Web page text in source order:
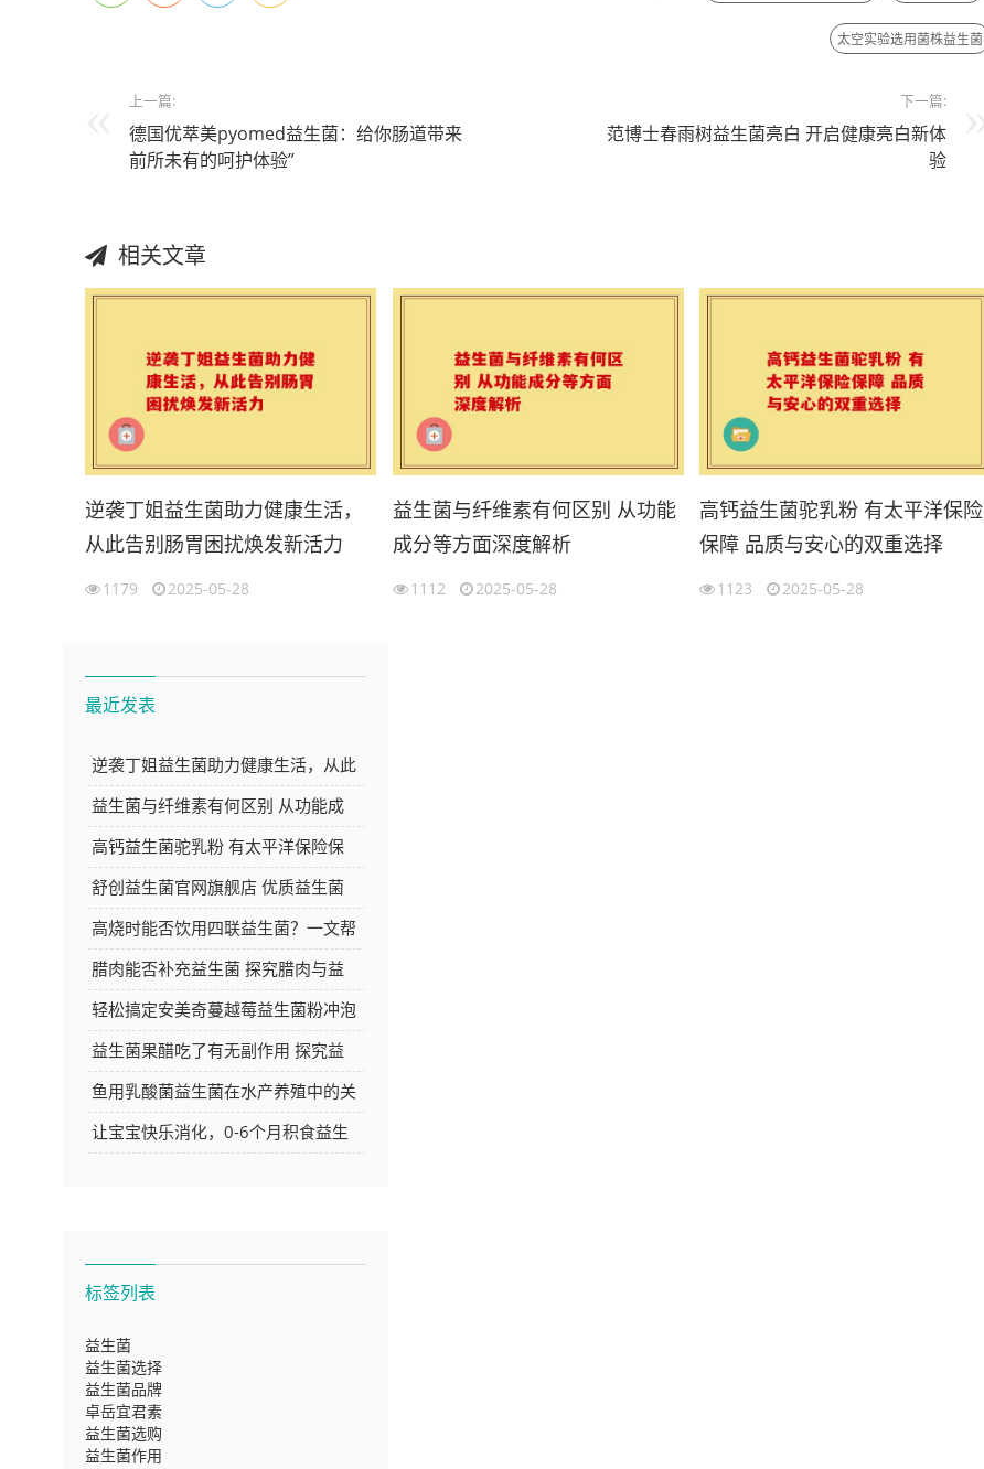
太空实验选用菌株益生菌
上一篇:
德国优萃美pyomed益生菌：给你肠道带来
前所未有的呵护体验”
下一篇:
范博士春雨树益生菌亮白 开启健康亮白新体
验
相关文章
逆袭丁姐益生菌助力健康生活，
从此告别肠胃困扰焕发新活力
1179 2025-05-28
益生菌与纤维素有何区别 从功能
成分等方面深度解析
1112 2025-05-28
高钙益生菌驼乳粉 有太平洋保险
保障 品质与安心的双重选择
1123 2025-05-28
最近发表
逆袭丁姐益生菌助力健康生活，从此
告别肠胃困扰焕发新活力
益生菌与纤维素有何区别 从功能成
分等方面深度解析
高钙益生菌驼乳粉 有太平洋保险保
障 品质与安心的双重选择
舒创益生菌官网旗舰店 优质益生菌
产品的选购好去处
高烧时能否饮用四联益生菌？一文帮
你解答
腊肉能否补充益生菌 探究腊肉与益
生菌的关系
轻松搞定安美奇蔓越莓益生菌粉冲泡
方法，让你的每日养生更简单
益生菌果醋吃了有无副作用 探究益
生菌果醋的安全性
鱼用乳酸菌益生菌在水产养殖中的关
键作用与应用探讨
让宝宝快乐消化，0-6个月积食益生
标签列表
益生菌
益生菌选择
益生菌品牌
卓岳宜君素
益生菌选购
益生菌作用